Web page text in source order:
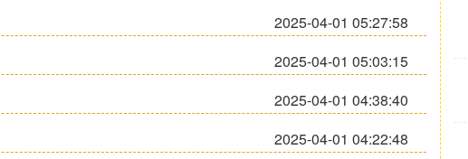
2025-04-01 05:27:58
2025-04-01 05:03:15
2025-04-01 04:38:40
2025-04-01 04:22:48